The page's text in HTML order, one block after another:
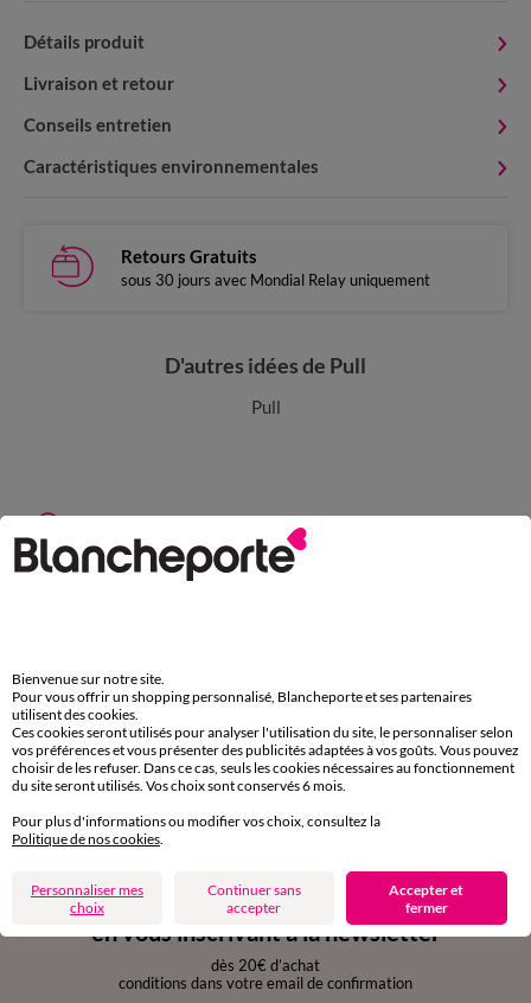
Détails produit
Livraison et retour
Conseils entretien
Caractéristiques environnementales
Retours Gratuits
sous 30 jours avec Mondial Relay uniquement
D'autres idées de Pull
Pull
Payez plus tard ou en plusieurs fois
Retours gratuits
sous 30 jours avec Mondial Relay uniquement
Service clients
par chat et par téléphone
11€ Offerts
en vous inscrivant à la newsletter
dès 20€ d’achat
conditions dans votre email de confirmation
Bienvenue sur notre site.
Pour vous offrir un shopping personnalisé, Blancheporte et ses partenaires
utilisent des cookies.
Ces cookies seront utilisés pour analyser l'utilisation du site, le personnaliser selon
vos préférences et vous présenter des publicités adaptées à vos goûts. Vous pouvez
choisir de les refuser. Dans ce cas, seuls les cookies nécessaires au fonctionnement
du site seront utilisés. Vos choix sont conservés 6 mois.
Pour plus d'informations ou modifier vos choix, consultez la
Politique de nos cookies.
Personnaliser mes
choix
Continuer sans
accepter
Accepter et
fermer